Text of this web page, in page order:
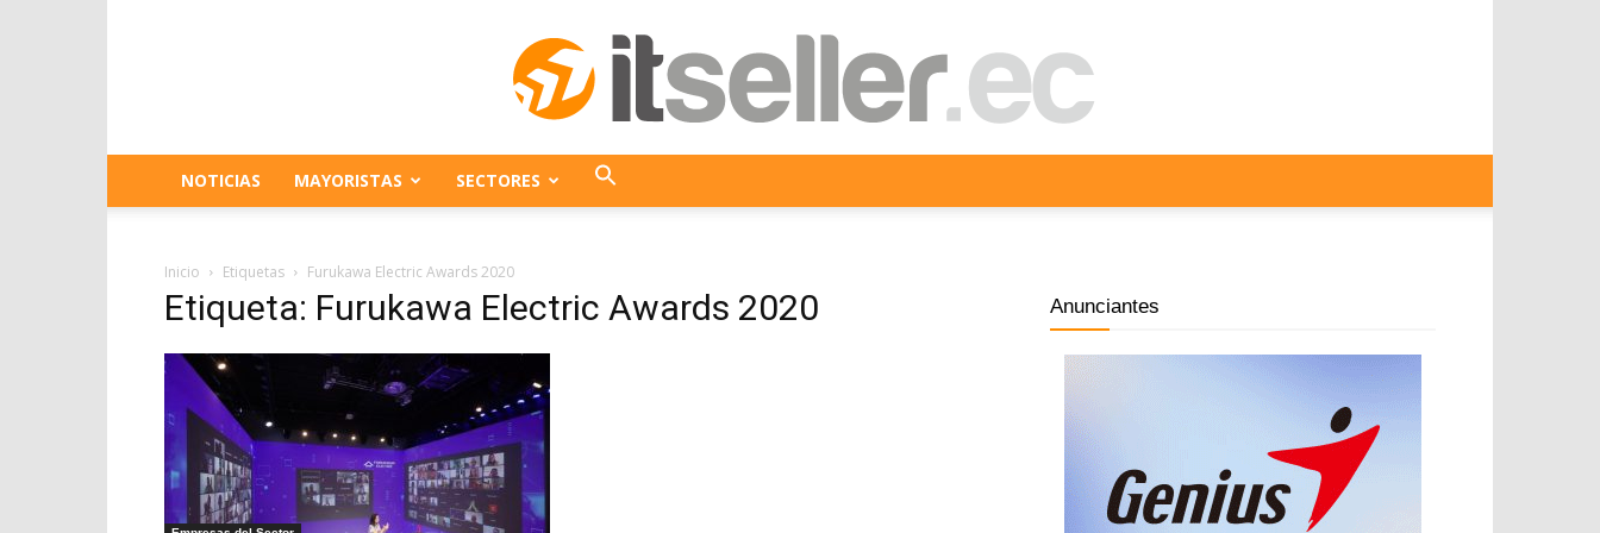
ITseller
NOTICIAS MAYORISTAS SECTORES
Inicio Etiquetas Furukawa Electric Awards 2020
Etiqueta: Furukawa Electric Awards 2020 Anunciantes